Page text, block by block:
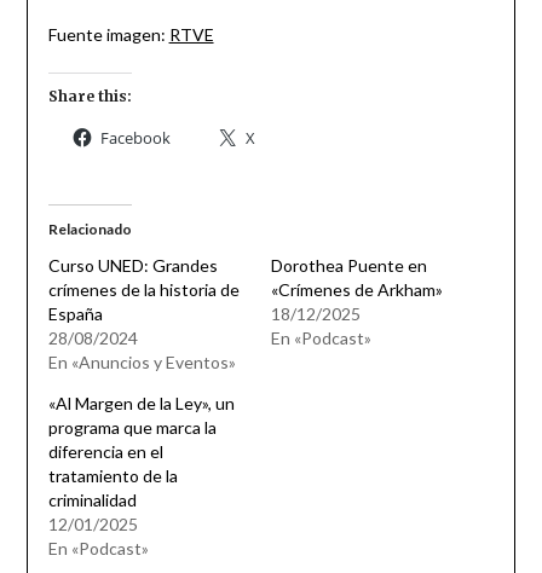
Fuente imagen: RTVE
Share this:
Facebook X
Relacionado
Curso UNED: Grandes
crímenes de la historia de
España
28/08/2024
En «Anuncios y Eventos»
Dorothea Puente en
«Crímenes de Arkham»
18/12/2025
En «Podcast»
«Al Margen de la Ley», un
programa que marca la
diferencia en el
tratamiento de la
criminalidad
12/01/2025
En «Podcast»